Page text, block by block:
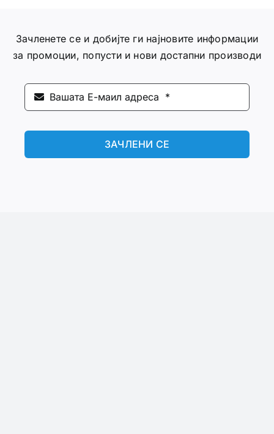
Зачленете се и добијте ги најновите информации
за промоции, попусти и нови достапни производи
ЗАЧЛЕНИ СЕ